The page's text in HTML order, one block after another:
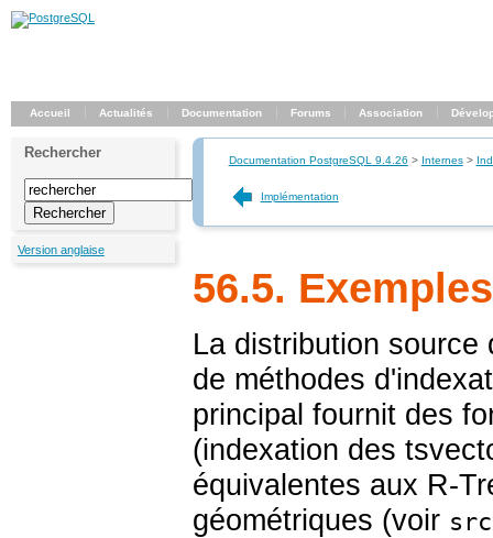
Accueil Actualités Documentation Forums Association
Rechercher
Version anglaise
Documentation PostgreSQL 9.4.26 > Internes>
Implémentation
56.5. Exemples
La distribution
de méthodes
principal fournit des
(indexation des
équivalentes aux R-
géométriques (voir